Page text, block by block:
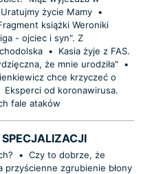
Uratujmy życie Mamy •
książki Weroniki
- ojciec i syn". Z
•
Kasia żyje z FAS.
że mnie urodziła" •
chce krzyczeć o
Eksperci od koronawirusa.
fale ataków
• Czy to dobrze, że
przyścienne zgrubienie błony